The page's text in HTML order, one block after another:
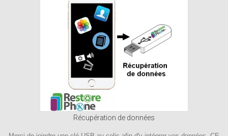
Récupération de données